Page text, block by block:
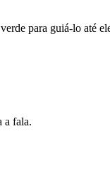
para guiá-lo até
a fala.